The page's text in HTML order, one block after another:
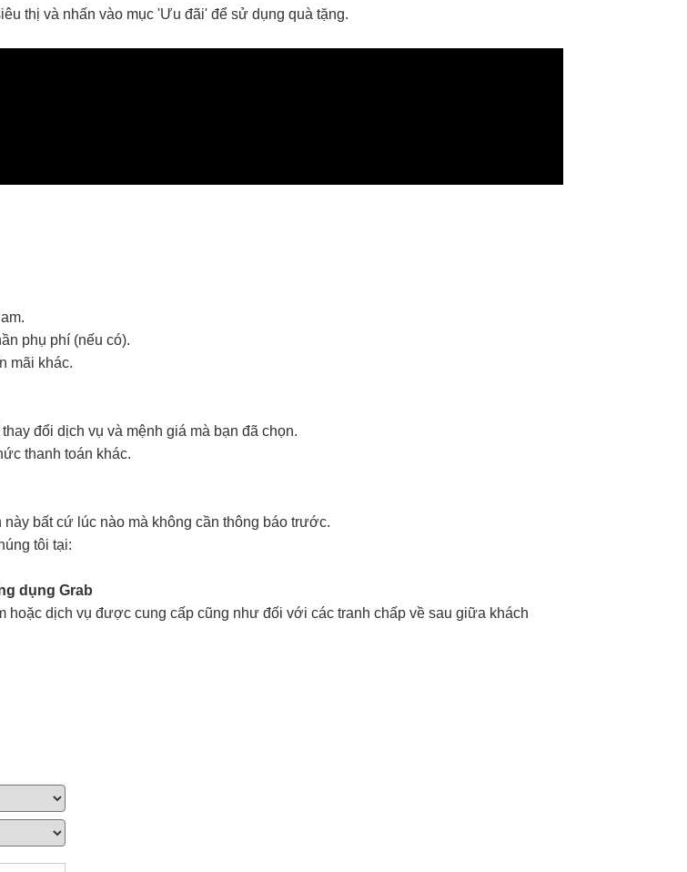
thị và nhấn vào mục 'Ưu đãi' để sử dụng quà tặng.
phụ phí (nếu có).
mãi khác.
đổi dịch vụ và mệnh giá mà bạn đã chọn.
thanh toán khác.
bất cứ lúc nào mà không cần thông báo trước.
tôi tại:
dụng Grab
hoặc dịch vụ được cung cấp cũng như đối với các tranh chấp về sau giữa khách